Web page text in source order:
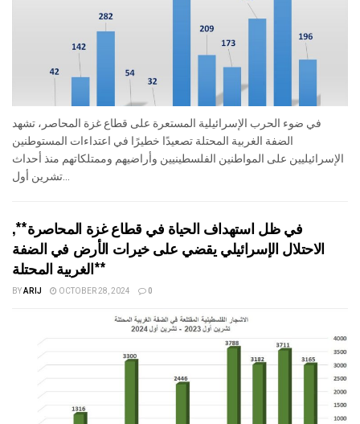
في ضوء الحرب الإسرائيلية المستعرة على قطاع غزة المحاصر، تشهد
الضفة الغربية المحتلة تصعيدًا خطيرًا في اعتداءات المستوطنين
الإسرائيليين على المواطنين الفلسطينيين وأراضيهم وممتلكاتهم منذ أحداث
في ظل استهداف الحياة في قطاع غزة المحاصرة**,
الاحتلال الإسرائيلي يقضي على خيرات الأرض في الضفة
الغربية المحتلة**
BYARIJ OCTOBER 28, 2024 0